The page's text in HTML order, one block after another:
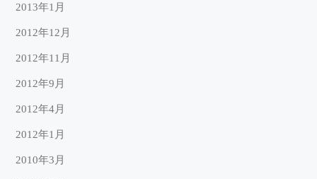
2013年1月
2012年12月
2012年11月
2012年9月
2012年4月
2012年1月
2010年3月